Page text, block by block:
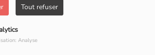
Tout refuser
Analyse